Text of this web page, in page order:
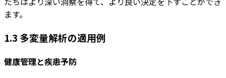
ます。
1.3 多変量解析の適用例
健康管理と疾患予防